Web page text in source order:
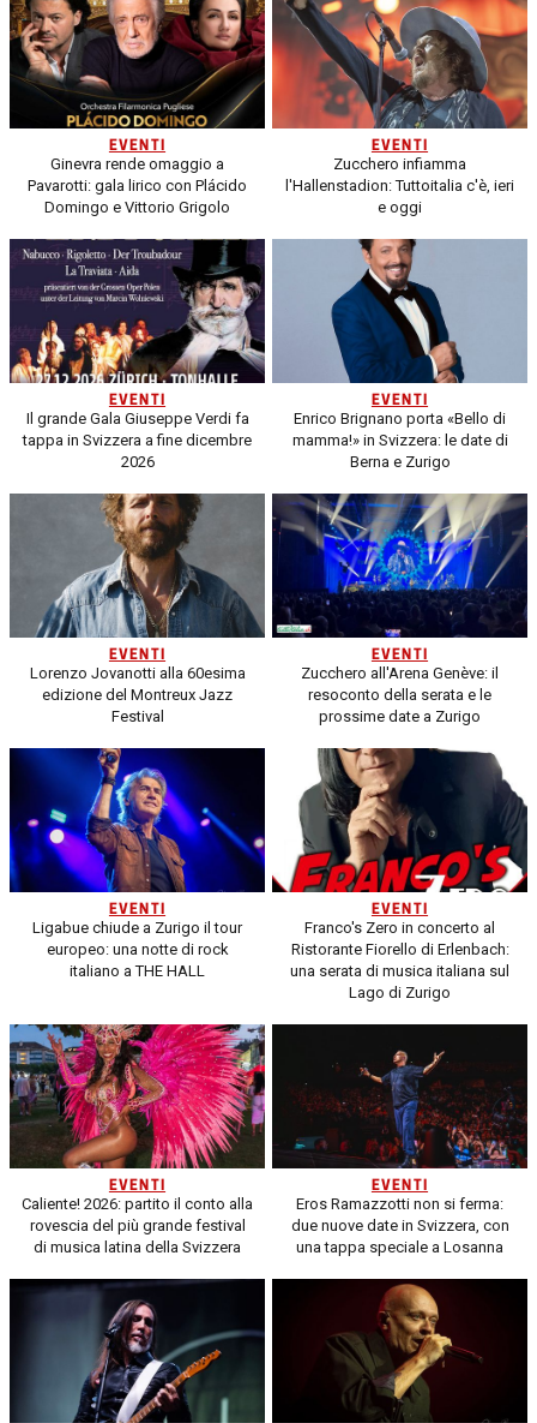
EVENTI
Ginevra rende omaggio a
Pavarotti: gala lirico con Plácido
Domingo e Vittorio Grigolo
EVENTI
Zucchero infiamma
l'Hallenstadion: Tuttoitalia c'è, ieri
e oggi
EVENTI
Il grande Gala Giuseppe Verdi fa
tappa in Svizzera a fine dicembre
2026
EVENTI
Enrico Brignano porta «Bello di
mamma!» in Svizzera: le date di
Berna e Zurigo
EVENTI
Lorenzo Jovanotti alla 60esima
edizione del Montreux Jazz
Festival
EVENTI
Zucchero all'Arena Genève: il
resoconto della serata e le
prossime date a Zurigo
EVENTI
Ligabue chiude a Zurigo il tour
europeo: una notte di rock
italiano a THE HALL
EVENTI
Franco's Zero in concerto al
Ristorante Fiorello di Erlenbach:
una serata di musica italiana sul
Lago di Zurigo
EVENTI
Caliente! 2026: partito il conto alla
rovescia del più grande festival
di musica latina della Svizzera
EVENTI
Eros Ramazzotti non si ferma:
due nuove date in Svizzera, con
una tappa speciale a Losanna